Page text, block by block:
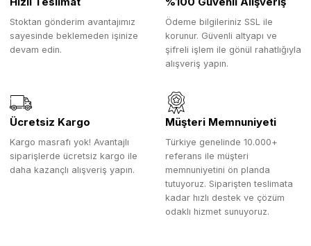
Stoktan gönderim avantajımız
sayesinde beklemeden işinize
devam edin.
Ödeme bilgileriniz SSL ile
korunur. Güvenli altyapı ve
şifreli işlem ile gönül rahatlığıyla
alışveriş yapın.
Ücretsiz Kargo
Kargo masrafı yok! Avantajlı
siparişlerde ücretsiz kargo ile
daha kazançlı alışveriş yapın.
Müşteri Memnuniyeti
Türkiye genelinde 10.000+
referans ile müşteri
memnuniyetini ön planda
tutuyoruz. Siparişten teslimata
kadar hızlı destek ve çözüm
odaklı hizmet sunuyoruz.